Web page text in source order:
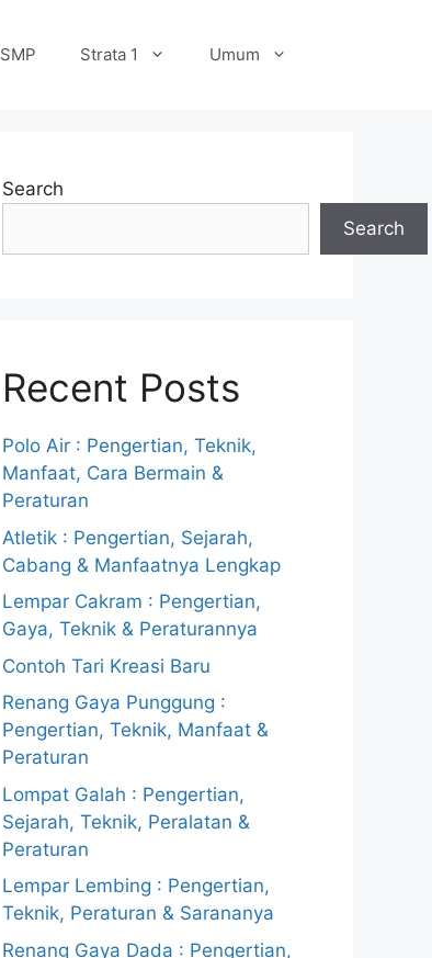
SMP Strata 1 Umum
Search
Search
Recent Posts
Polo Air : Pengertian, Teknik,
Manfaat, Cara Bermain &
Peraturan
Atletik : Pengertian, Sejarah,
Cabang & Manfaatnya Lengkap
Lempar Cakram : Pengertian,
Gaya, Teknik & Peraturannya
Contoh Tari Kreasi Baru
Renang Gaya Punggung :
Pengertian, Teknik, Manfaat &
Peraturan
Lompat Galah : Pengertian,
Sejarah, Teknik, Peralatan &
Peraturan
Lempar Lembing : Pengertian,
Teknik, Peraturan & Sarananya
Renang Gaya Dada : Pengertian,